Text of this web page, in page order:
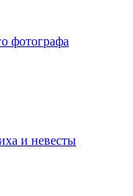
фотографа
и невесты